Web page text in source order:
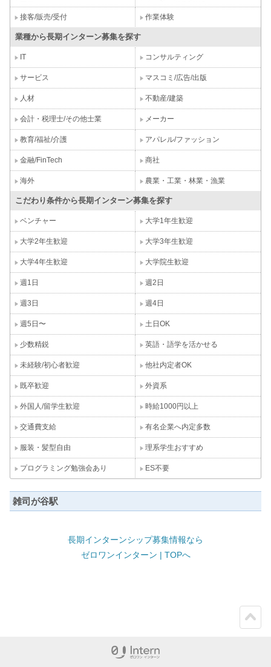
接客/販売/受付 作業体験
業種から長期インターン募集を探す
IT コンサルティング
サービス マスコミ/広告/出版
人材 不動産/建築
会計・税理士/その他士業 メーカー
教育/福祉/介護 アパレル/ファッション
金融/FinTech 商社
海外 農業・工業・林業・漁業
こだわり条件から長期インターン募集を探す
ベンチャー 大学1年生歓迎
大学2年生歓迎 大学3年生歓迎
大学4年生歓迎 大学院生歓迎
週1日 週2日
週3日 週4日
週5日〜 土日OK
少数精鋭 英語・語学を活かせる
未経験/初心者歓迎 他社内定者OK
既卒歓迎 外資系
外国人/留学生歓迎 時給1000円以上
交通費支給 有名企業へ内定多数
服装・髪型自由 理系学生おすすめ
プログラミング勉強会あり ES不要
雑司が谷駅
長期インターンシップ募集情報なら
ゼロワンインターン | TOPへ